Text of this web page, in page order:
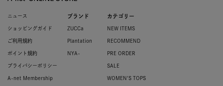
ニュース
ショッピングガイド
ご利用規約
ポイント規約
プライバシーポリシー
A-net Membership
ブランド
ZUCCa
Plantation
NYA-
カテゴリー
NEW ITEMS
RECOMMEND
PRE ORDER
SALE
WOMEN'S TOPS